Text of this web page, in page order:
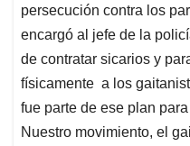
persecución contra los
encargó al jefe de la
de contratar sicarios y
físicamente a los
fue parte de ese plan
Nuestro movimiento, el